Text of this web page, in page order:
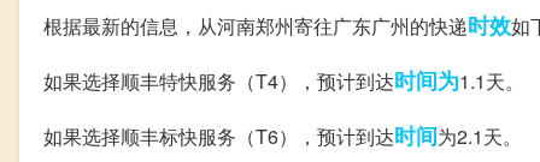
根据最新的信息，从河南郑州寄往广东广州的快递时效如
如果选择顺丰特快服务（T4），预计到达时间为1.1天。
如果选择顺丰标快服务（T6），预计到达时间为2.1天。